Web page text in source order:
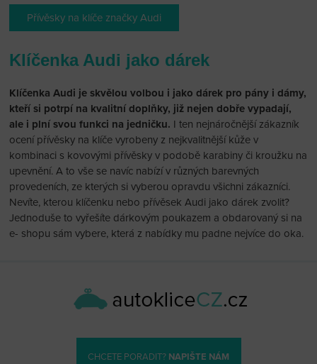
Přívěsky na klíče značky Audi
Klíčenka Audi jako dárek
Klíčenka Audi je skvělou volbou i jako dárek pro pány i dámy,
kteří si potrpí na kvalitní doplňky, již nejen dobře vypadají,
ale i plní svou funkci na jedničku. I ten nejnáročnější zákazník
ocení přívěsky na klíče vyrobeny z nejkvalitnější kůže v
kombinaci s kovovými přívěsky v podobě karabiny či kroužku na
upevnění. A to vše se navíc nabízí v různých barevných
provedeních, ze kterých si vyberou opravdu všichni zákazníci.
Nevíte, kterou klíčenku nebo přívěsek Audi jako dárek zvolit?
Jednoduše to vyřešíte dárkovým poukazem a obdarovaný si na
e- shopu sám vybere, která z nabídky mu padne nejvíce do oka.
CHCETE PORADIT? NAPIŠTE NÁM